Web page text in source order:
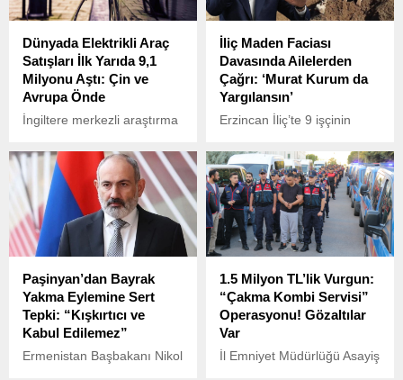
Dünyada Elektrikli Araç
Satışları İlk Yarıda 9,1
Milyonu Aştı: Çin ve
Avrupa Önde
İngiltere merkezli araştırma
açıkladığı verilere göre,
2025 yılının ilk yarısında
dünya genelinde elektrikli
araç satışları 9,1 milyona
ulaştı. Bu rakam, geçen
yılın aynı dönemine kıyasla
temsil ediyor.
İliç Maden Faciası
Davasında Ailelerden
Çağrı: ‘Murat Kurum da
Yargılansın’
Erzincan İliç’te 9 işçinin
Madeni’ndeki maden faciası
davasının ilk duruşması,
üçüncü gününde devam
etti.
Paşinyan’dan Bayrak
Yakma Eylemine Sert
Tepki: “Kışkırtıcı ve
Kabul Edilemez”
Ermenistan Başbakanı Nikol
1.5 Milyon TL’lik Vurgun:
“Çakma Kombi Servisi”
Operasyonu! Gözaltılar
Var
İl Emniyet Müdürlüğü Asayiş